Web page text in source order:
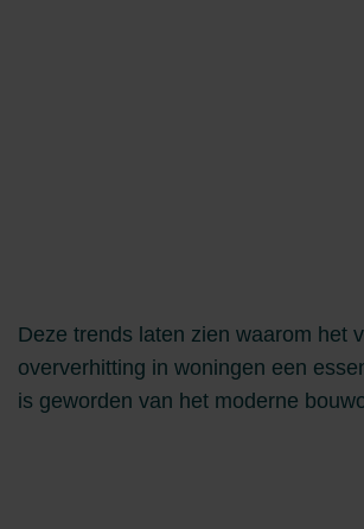
Deze trends laten zien waarom het
oververhitting in woningen een
is geworden van het moderne